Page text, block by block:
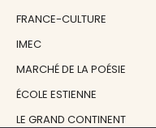
FRANCE-CULTURE
IMEC
MARCHÉ DE LA POÉSIE
ÉCOLE ESTIENNE
LE GRAND CONTINENT